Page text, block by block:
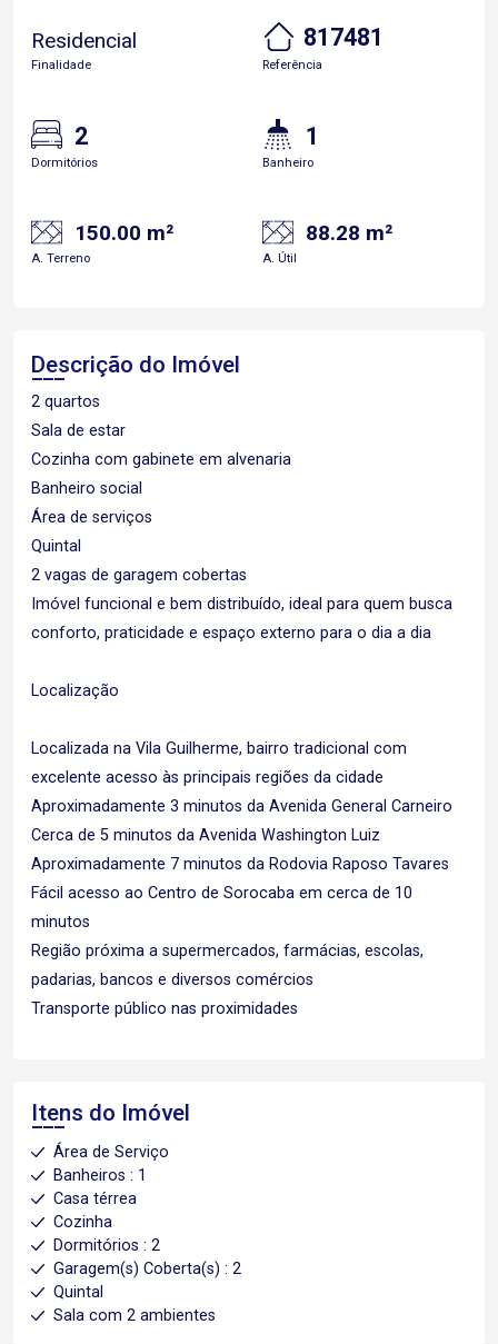
Residencial
Finalidade
817481
Referência
2
Dormitórios
1
Banheiro
150.00 m²
A. Terreno
88.28 m²
A. Útil
Descrição do Imóvel
2 quartos
Sala de estar
Cozinha com gabinete em alvenaria
Banheiro social
Área de serviços
Quintal
2 vagas de garagem cobertas
Imóvel funcional e bem distribuído, ideal para quem busca
conforto, praticidade e espaço externo para o dia a dia
Localização
Localizada na Vila Guilherme, bairro tradicional com
excelente acesso às principais regiões da cidade
Aproximadamente 3 minutos da Avenida General Carneiro
Cerca de 5 minutos da Avenida Washington Luiz
Aproximadamente 7 minutos da Rodovia Raposo Tavares
Fácil acesso ao Centro de Sorocaba em cerca de 10
minutos
Região próxima a supermercados, farmácias, escolas,
padarias, bancos e diversos comércios
Transporte público nas proximidades
Itens do Imóvel
Área de Serviço
Banheiros : 1
Casa térrea
Cozinha
Dormitórios : 2
Garagem(s) Coberta(s) : 2
Quintal
Sala com 2 ambientes